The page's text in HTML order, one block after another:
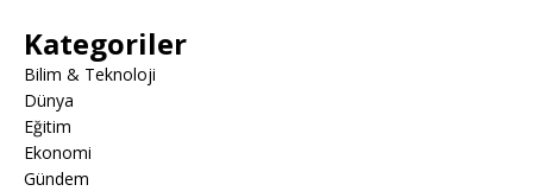
Kategoriler
Bilim & Teknoloji
Dünya
Eğitim
Ekonomi
Gündem